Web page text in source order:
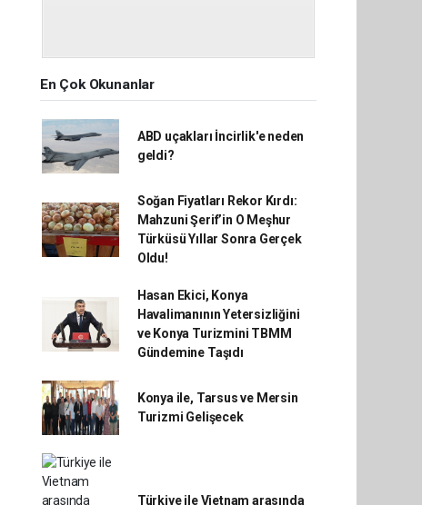
En Çok Okunanlar
ABD uçakları İncirlik'e neden
geldi?
Soğan Fiyatları Rekor Kırdı:
Mahzuni Şerif’in O Meşhur
Türküsü Yıllar Sonra Gerçek
Oldu!
Hasan Ekici, Konya
Havalimanının Yetersizliğini
ve Konya Turizmini TBMM
Gündemine Taşıdı
Konya ile, Tarsus ve Mersin
Turizmi Gelişecek
Türkiye ile Vietnam arasında